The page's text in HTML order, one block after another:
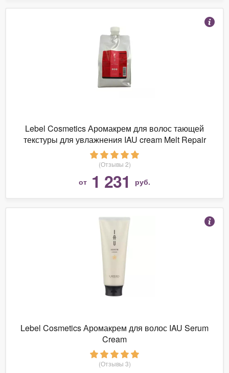
Lebel Cosmetics Аромакрем для волос тающей
текстуры для увлажнения IAU cream Melt Repair
(Отзывы 2)
от 1 231 руб.
Lebel Cosmetics Аромакрем для волос IAU Serum
Cream
(Отзывы 3)